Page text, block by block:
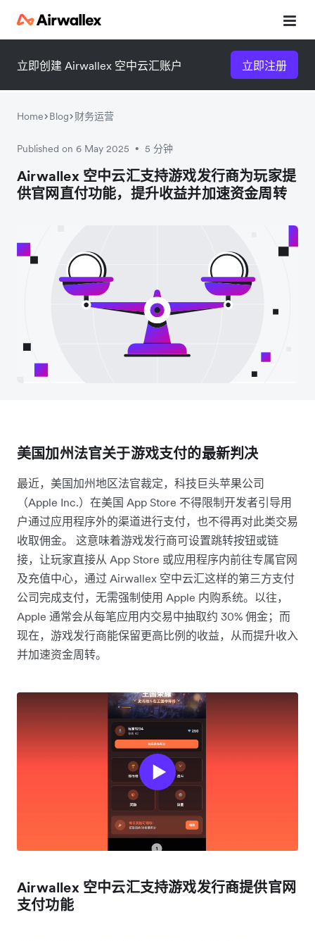
立即创建 Airwallex 空中云汇账户 立即注册
Home Blog 财务运营
Published on 6 May 2025 • 5 分钟
Airwallex 空中云汇支持游戏发行商为玩家提
供官网直付功能，提升收益并加速资金周转
美国加州法官关于游戏支付的最新判决
最近，美国加州地区法官裁定，科技巨头苹果公司
（Apple Inc.）在美国 App Store 不得限制开发者引导用
户通过应用程序外的渠道进行支付，也不得再对此类交易
收取佣金。 这意味着游戏发行商可设置跳转按钮或链
接，让玩家直接从 App Store 或应用程序内前往专属官网
及充值中心，通过 Airwallex 空中云汇这样的第三方支付
公司完成支付，无需强制使用 Apple 内购系统。以往，
Apple 通常会从每笔应用内交易中抽取约 30% 佣金；而
现在，游戏发行商能保留更高比例的收益，从而提升收入
并加速资金周转。
Airwallex 空中云汇支持游戏发行商提供官网
支付功能
微信扫一扫，点击手机右上角
分享
微信扫一扫，点击手机右上角
分享